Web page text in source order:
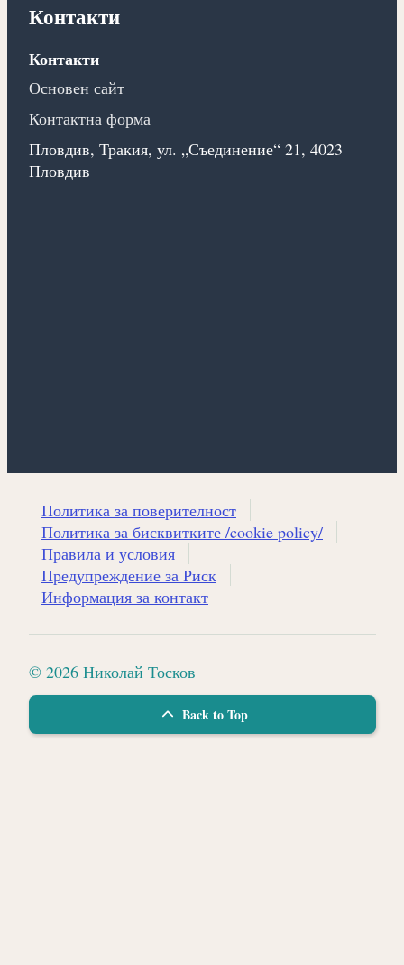
Контакти
Контакти
Основен сайт
Контактна форма
Пловдив, Тракия, ул. „Съединение“ 21, 4023
Пловдив
Политика за поверителност
Политика за бисквитките /cookie policy/
Правила и условия
Предупреждение за Риск
Информация за контакт
© 2026 Николай Тосков
Back to Top